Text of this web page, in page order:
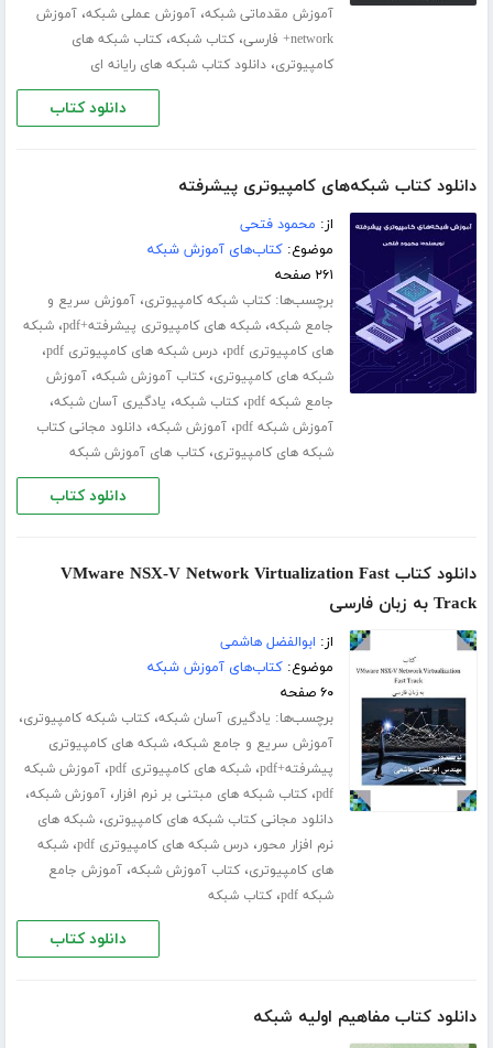
آموزش مقدماتی شبکه،آموزش عملی شبکه،آموزش
network+ فارسی
،کتاب شبکه،کتاب شبکه های
کامپیوتری،دانلود کتاب شبکه های رایانه ای
دانلود کتاب
دانلود کتاب شبکه‌های کامپیوتری پیشرفته
از: محمود فتحی
موضوع:کتاب‌های آموزش شبکه
۲۶۱ صفحه
برچسب‌ها:کتاب شبکه کامپیوتری،آموزش سریع و
جامع شبکه،شبکه های کامپیوتری پیشرفته+pdf ،شبکه
های کامپیوتری pdf
،درس شبکه های کامپیوتری pdf ،
شبکه های کامپیوتری،کتاب آموزش شبکه،آموزش
جامع شبکه pdf
،کتاب شبکه، یادگیری آسان شبکه،
آموزش شبکه pdf ،آموزش شبکه،دانلود مجانی کتاب
شبکه های کامپیوتری،کتاب های آموزش شبکه
دانلود کتاب
دانلود کتاب VMware NSX-V Network Virtualization Fast
Track به زبان فارسی
از: ابوالفضل هاشمی
موضوع:کتاب‌های آموزش شبکه
۶۰ صفحه
برچسب‌ها: یادگیری آسان شبکه،کتاب شبکه کامپیوتری،
آموزش سریع و جامع شبکه،شبکه های کامپیوتری
پیشرفته+pdf
،شبکه های کامپیوتری pdf ،آموزش شبکه
pdf،کتاب شبکه های مبتنی بر نرم افزار،آموزش شبکه،
دانلود مجانی کتاب شبکه های کامپیوتری،شبکه های
نرم افزار محور،درس شبکه های کامپیوتری pdf ،شبکه
های کامپیوتری،کتاب آموزش شبکه،آموزش جامع
شبکه pdf
،کتاب شبکه
دانلود کتاب
دانلود کتاب مفاهیم اولیه شبکه